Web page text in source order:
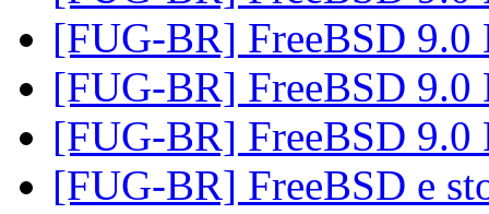
[FUG-BR] FreeBSD
[FUG-BR] FreeBSD
[FUG-BR] FreeBSD
[FUG-BR] FreeBSD e